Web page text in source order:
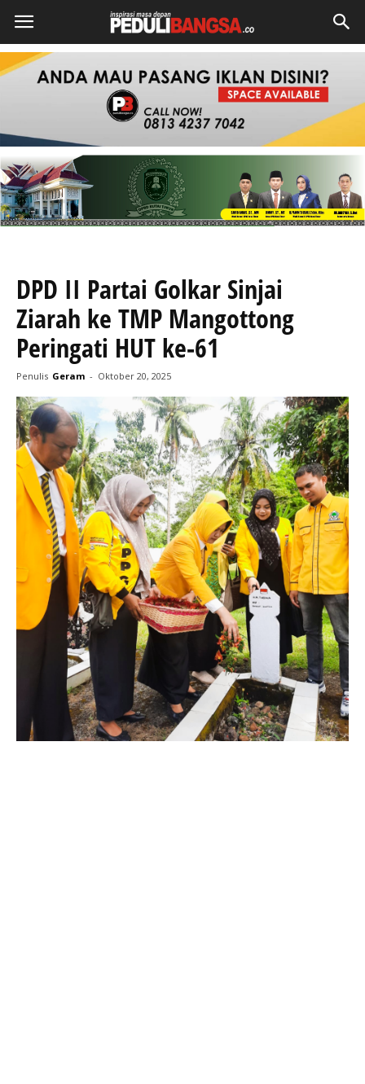
DPD II Partai Golkar Sinjai
Ziarah ke TMP Mangottong
Peringati HUT ke-61
Penulis Geram - Oktober 20, 2025